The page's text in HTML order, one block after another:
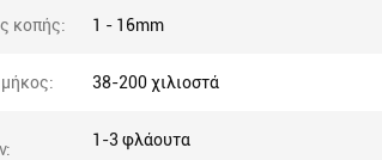
κοπής: 1 - 16mm
38-200 χιλιοστά
1-3 φλάουτα